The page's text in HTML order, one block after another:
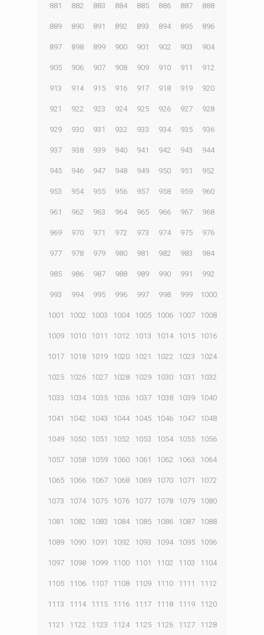
881 882 883 884 885 886 887 888
889 890 891 892 893 894 895 896
897 898 899 900 901 902 903 904
905 906 907 908 909 910 911 912
913 914 915 916 917 918 919 920
921 922 923 924 925 926 927 928
929 930 931 932 933 934 935 936
937 938 939 940 941 942 943 944
945 946 947 948 949 950 951 952
953 954 955 956 957 958 959 960
961 962 963 964 965 966 967 968
969 970 971 972 973 974 975 976
977 978 979 980 981 982 983 984
985 986 987 988 989 990 991 992
993 994 995 996 997 998 999 1000
1001 1002 1003 1004 1005 1006 1007 1008
1009 1010 1011 1012 1013 1014 1015 1016
1017 1018 1019 1020 1021 1022 1023 1024
1025 1026 1027 1028 1029 1030 1031 1032
1033 1034 1035 1036 1037 1038 1039 1040
1041 1042 1043 1044 1045 1046 1047 1048
1049 1050 1051 1052 1053 1054 1055 1056
1057 1058 1059 1060 1061 1062 1063 1064
1065 1066 1067 1068 1069 1070 1071 1072
1073 1074 1075 1076 1077 1078 1079 1080
1081 1082 1083 1084 1085 1086 1087 1088
1089 1090 1091 1092 1093 1094 1095 1096
1097 1098 1099 1100 1101 1102 1103 1104
1105 1106 1107 1108 1109 1110 1111 1112
1113 1114 1115 1116 1117 1118 1119 1120
1121 1122 1123 1124 1125 1126 1127 1128